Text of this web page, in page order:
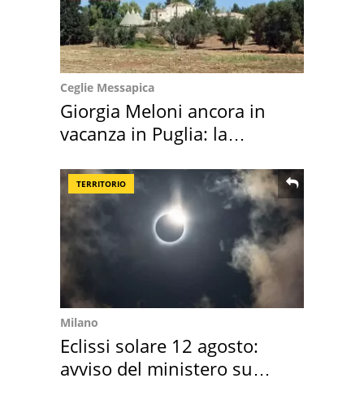
Ceglie Messapica
Giorgia Meloni ancora in
vacanza in Puglia: la
TERRITORIO
Milano
Eclissi solare 12 agosto:
avviso del ministero su